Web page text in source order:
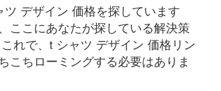
ツ デザイン 価格を探しています
ここにあなたが探している解決策
れで、t シャツ デザイン 価格リン
こちローミングする必要はありま